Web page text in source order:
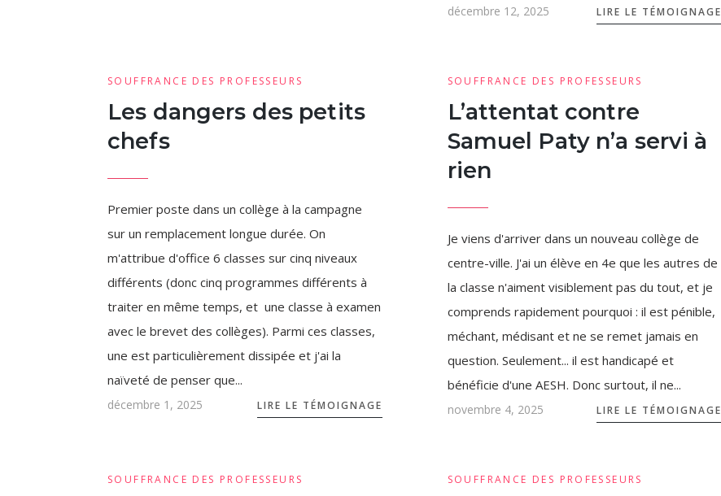
décembre 12, 2025 LIRE LE TÉMOIGNAGE
SOUFFRANCE DES PROFESSEURS
Les dangers des petits
chefs
Premier poste dans un collège à la campagne
sur un remplacement longue durée. On
m'attribue d'office 6 classes sur cinq niveaux
différents (donc cinq programmes différents à
traiter en même temps, et une classe à examen
avec le brevet des collèges). Parmi ces classes,
une est particulièrement dissipée et j'ai la
naïveté de penser que...
décembre 1, 2025 LIRE LE TÉMOIGNAGE
SOUFFRANCE DES PROFESSEURS
L’attentat contre
Samuel Paty n’a servi à
rien
Je viens d'arriver dans un nouveau collège de
centre-ville. J'ai un élève en 4e que les autres de
la classe n'aiment visiblement pas du tout, et je
comprends rapidement pourquoi : il est pénible,
méchant, médisant et ne se remet jamais en
question. Seulement... il est handicapé et
bénéficie d'une AESH. Donc surtout, il ne...
novembre 4, 2025 LIRE LE TÉMOIGNAGE
SOUFFRANCE DES PROFESSEURS SOUFFRANCE DES PROFESSEURS